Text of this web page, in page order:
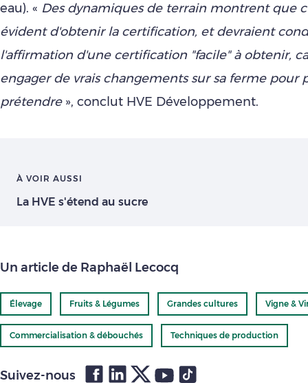
eau). « Des dynamiques de terrain montrent que
évident d'obtenir la certification, et devraient
l'affirmation d'une certification "facile" à obtenir,
engager de vrais changements sur sa ferme pour
prétendre», conclut HVE Développement.
À VOIR AUSSI
La HVE s'étend au sucre
Un article de Raphaël Lecocq
Élevage Fruits & Légumes Grandes cultures Vigne &
Commercialisation & débouchés Techniques de production
Suivez-nous